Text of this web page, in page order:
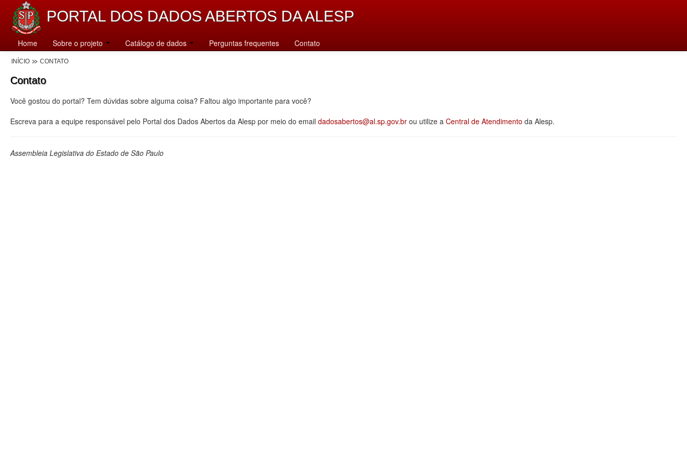
PORTAL DOS DADOS ABERTOS DA ALESP
Home Sobre o projeto Catálogo de dados Perguntas frequentes Contato
INÍCIO CONTATO
Contato
Você gostou do portal? Tem dúvidas sobre alguma coisa? Faltou algo importante para você?
Escreva para a equipe responsável pelo Portal dos Dados Abertos da Alesp por meio do email dadosabertos@al.sp.gov.br ou utilize a Central de Atendimento da Alesp.
Assembleia Legislativa do Estado de São Paulo